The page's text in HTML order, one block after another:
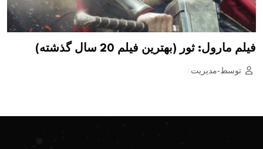
فیلم مارول: ثور (بهترین فیلم 20 سال گذشته)
توسط-مدیریت